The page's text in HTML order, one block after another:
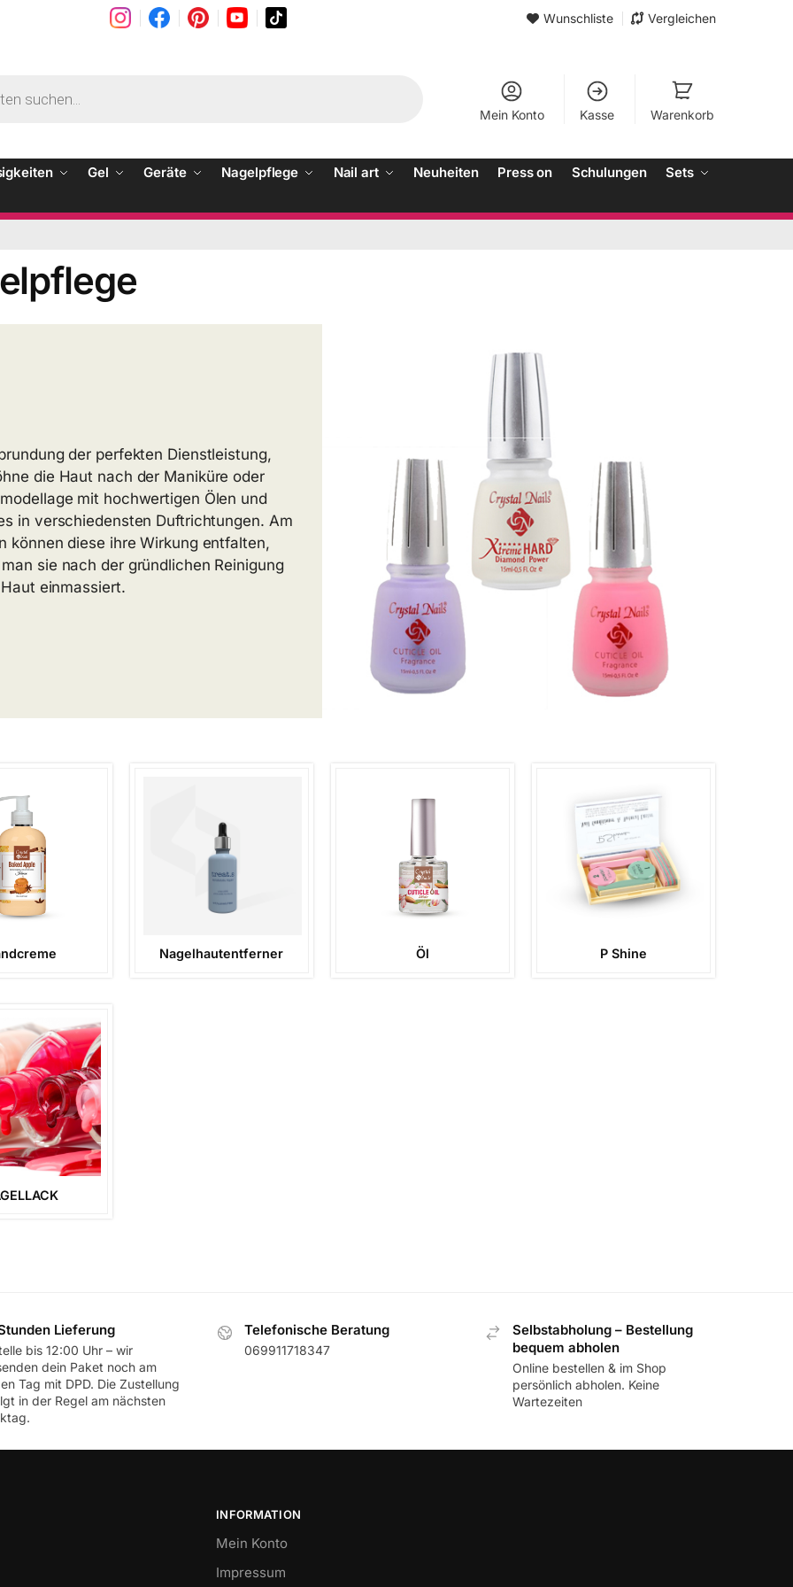
Wunschliste Vergleichen
Mein Konto Kasse Warenkorb
Gel Geräte Nagelpflege Nail art Neuheiten Press on Schulungen Sets
der perfekten Dienstleistung,
die Haut nach der Maniküre oder
mit hochwertigen Ölen und
in verschiedensten Duftrichtungen. Am
können diese ihre Wirkung entfalten,
sie nach der gründlichen Reinigung
einmassiert.
Nagelhautentferner Öl P Shine
Lieferung
bis 12:00 Uhr – wir
dein Paket noch am
Tag mit DPD. Die Zustellung
in der Regel am nächsten
Telefonische Beratung
069911718347
Selbstabholung – Bestellung
bequem abholen
Online bestellen & im Shop
persönlich abholen. Keine
Wartezeiten
INFORMATION
Mein Konto
Impressum